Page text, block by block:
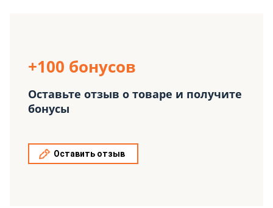
+100 бонусов
Оставьте отзыв о товаре и получите
бонусы
Оставить отзыв